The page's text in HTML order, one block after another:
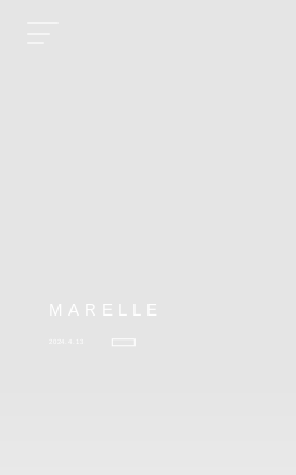
MARELLE